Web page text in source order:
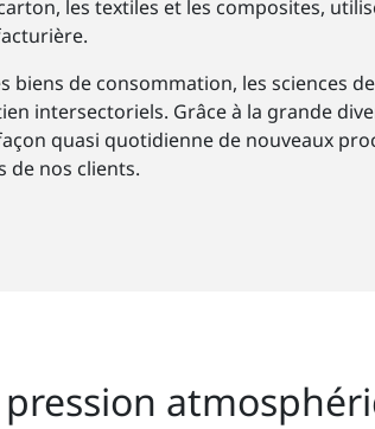
les textiles et les composites,
de consommation, les sciences
intersectoriels. Grâce à la grande
quasi quotidienne de nouveaux
de nos clients.